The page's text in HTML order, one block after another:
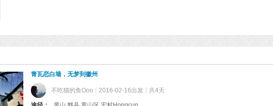
青瓦恋白墙，无梦到徽州
不吃猫的鱼Ooo 2016-02-16出发 共4天